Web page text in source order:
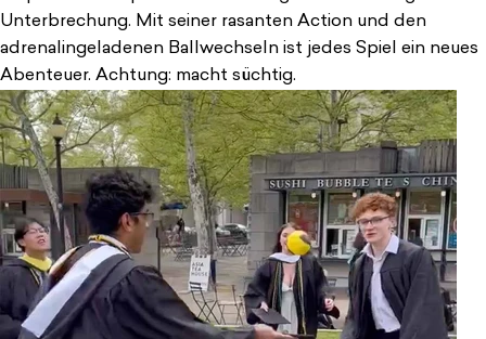
Unterbrechung. Mit seiner rasanten Action und den
adrenalingeladenen Ballwechseln ist jedes Spiel ein neues
Abenteuer. Achtung: macht süchtig.